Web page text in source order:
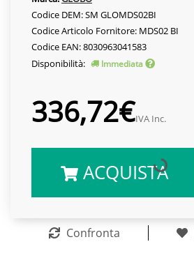
Codice DEM: SM GLOMDS02BI
Codice Articolo Fornitore: MDS02 BI
Codice EAN: 8030963041583
Disponibilità:
Immediata
336,72€IVA Inc.
ACQUISTA
Confronta